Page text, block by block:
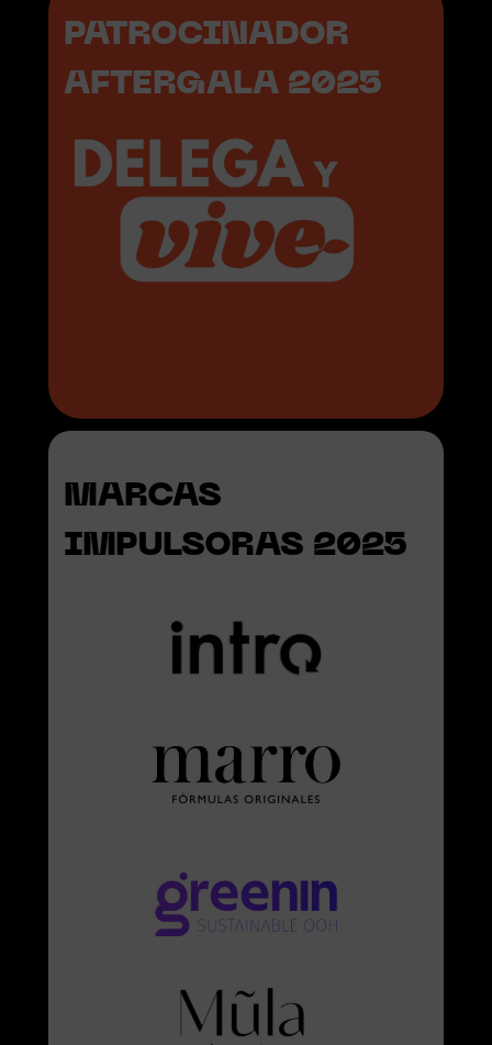
PATROCINADOR
AFTERGALA 2025
MARCAS
IMPULSORAS 2025